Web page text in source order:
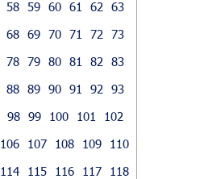
58 59 60 61 62
63
68 69 70 71 72
73
78 79 80 81 82
83
88 89 90 91 92
93
98 99 100 101
102
106 107 108 109
110
114 115 116 117
118